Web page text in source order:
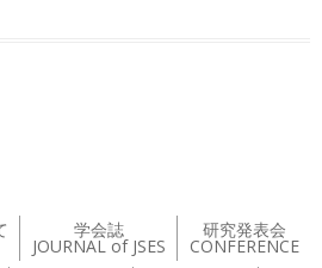
学会誌
JOURNAL of JSES
研究発表会
CONFERENCE